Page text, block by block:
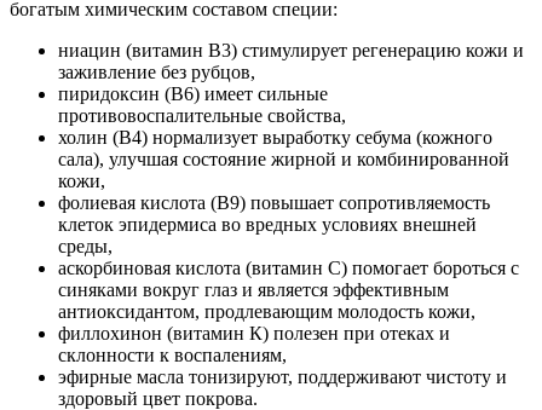
богатым химическим составом специи:
ниацин (витамин В3) стимулирует регенерацию кожи и
заживление без рубцов,
пиридоксин (В6) имеет сильные
противовоспалительные свойства,
холин (В4) нормализует выработку себума (кожного
сала), улучшая состояние жирной и комбинированной
кожи,
фолиевая кислота (В9) повышает сопротивляемость
клеток эпидермиса во вредных условиях внешней
среды,
аскорбиновая кислота (витамин С) помогает бороться с
синяками вокруг глаз и является эффективным
антиоксидантом, продлевающим молодость кожи,
филлохинон (витамин К) полезен при отеках и
склонности к воспалениям,
эфирные масла тонизируют, поддерживают чистоту и
здоровый цвет покрова.